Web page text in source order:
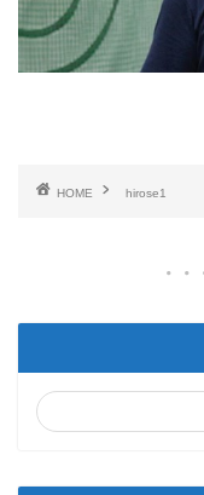
HOME hirose1